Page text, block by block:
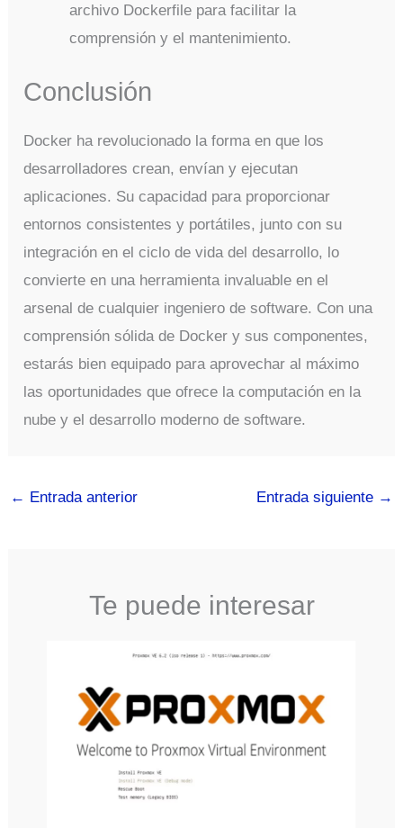
archivo Dockerfile para facilitar la
comprensión y el mantenimiento.
Conclusión
Docker ha revolucionado la forma en que los
desarrolladores crean, envían y ejecutan
aplicaciones. Su capacidad para proporcionar
entornos consistentes y portátiles, junto con su
integración en el ciclo de vida del desarrollo, lo
convierte en una herramienta invaluable en el
arsenal de cualquier ingeniero de software. Con una
comprensión sólida de Docker y sus componentes,
estarás bien equipado para aprovechar al máximo
las oportunidades que ofrece la computación en la
nube y el desarrollo moderno de software.
← Entrada anterior Entrada siguiente →
Te puede interesar